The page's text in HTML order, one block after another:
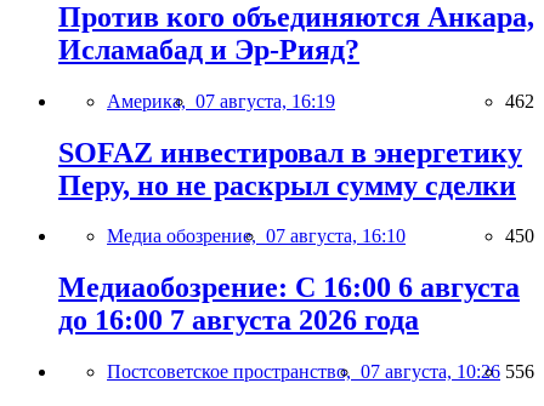
Против кого объединяются Анкара,
Исламабад и Эр-Рияд?
Америка, 07 августа, 16:19 462
SOFAZ инвестировал в энергетику
Перу, но не раскрыл сумму сделки
Медиа обозрение, 07 августа, 16:10 450
Медиаобозрение: С 16:00 6 августа
до 16:00 7 августа 2026 года
Постсоветское пространство, 07 августа, 10:26 556